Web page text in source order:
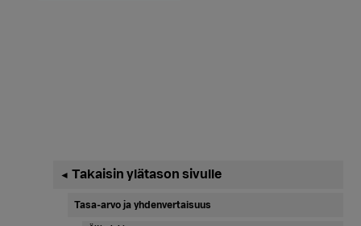
Ensisijainen
sivupalkki
◄ Takaisin ylätason sivulle
Tasa-arvo ja yhdenvertaisuus